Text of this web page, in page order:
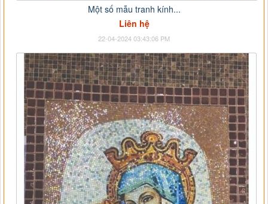
Một số mẫu tranh kính...
Liên hệ
22-04-2024 03:43:06 PM